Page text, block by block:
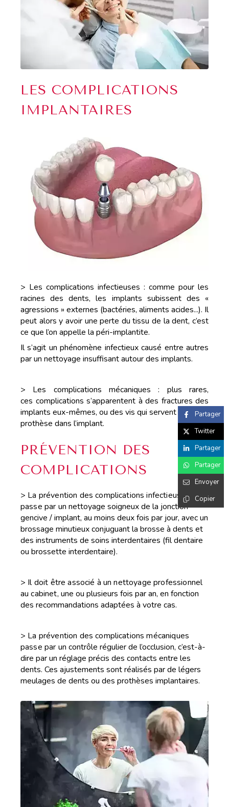
LES COMPLICATIONS
IMPLANTAIRES
> Les complications infectieuses : comme pour les
racines des dents, les implants subissent des «
agressions » externes (bactéries, aliments acides...). Il
peut alors y avoir une perte du tissu de la dent, c’est
ce que l’on appelle la péri-implantite.
Il s’agit un phénomène infectieux causé entre autres
par un nettoyage insuffisant autour des implants.
> Les complications mécaniques : plus rares,
ces complications s’apparentent à des fractures des
implants eux-mêmes, ou des vis qui servent à fixer la
prothèse dans l’implant.
PRÉVENTION DES
COMPLICATIONS
> La prévention des complications infectieuses
passe par unnettoyage soigneux de la jonction
gencive / implant, au moins deux fois par jour, avec un
brossage minutieux conjuguant la brosse à dents et
des instruments de soins interdentaires (fil dentaire
ou brossette interdentaire).
> Il doit être associé à un nettoyage professionnel
au cabinet, une ou plusieurs fois par an, en fonction
des recommandations adaptées à votre cas.
> La prévention des complications mécaniques
passe par uncontrôle régulier de l’occlusion, c’est-à-
dire par un réglage précis des contacts entre les
dents. Ces ajustements sont réalisés par de légers
meulages de dents ou des prothèses implantaires.
Partager
Twitter
Partager
Partager
Envoyer
Copier